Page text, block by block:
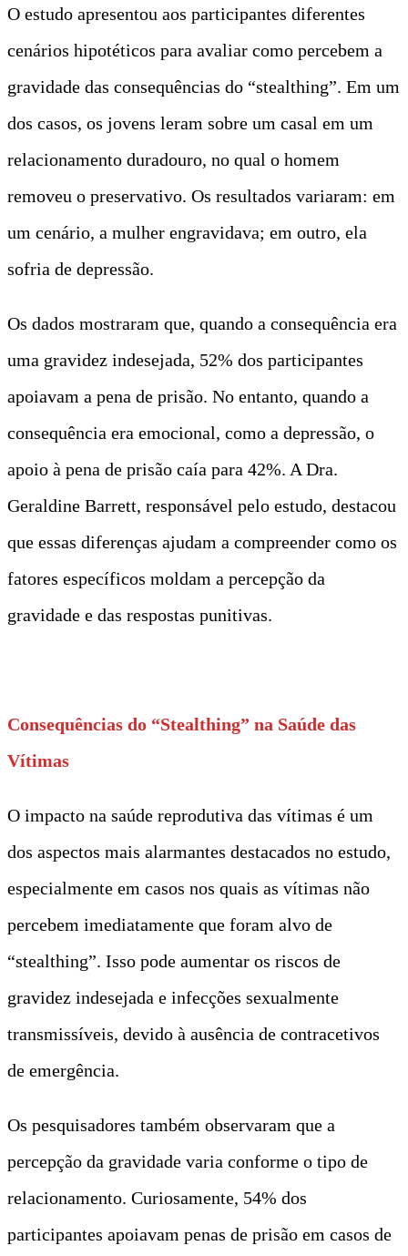
O estudo apresentou aos participantes diferentes
cenários hipotéticos para avaliar como percebem a
gravidade das consequências do “stealthing”. Em um
dos casos, os jovens leram sobre um casal em um
relacionamento duradouro, no qual o homem
removeu o preservativo. Os resultados variaram: em
um cenário, a mulher engravidava; em outro, ela
sofria de depressão.
Os dados mostraram que, quando a consequência era
uma gravidez indesejada, 52% dos participantes
apoiavam a pena de prisão. No entanto, quando a
consequência era emocional, como a depressão, o
apoio à pena de prisão caía para 42%. A Dra.
Geraldine Barrett, responsável pelo estudo, destacou
que essas diferenças ajudam a compreender como os
fatores específicos moldam a percepção da
gravidade e das respostas punitivas.
Consequências do “Stealthing” na Saúde das
Vítimas
O impacto na saúde reprodutiva das vítimas é um
dos aspectos mais alarmantes destacados no estudo,
especialmente em casos nos quais as vítimas não
percebem imediatamente que foram alvo de
“stealthing”. Isso pode aumentar os riscos de
gravidez indesejada e infecções sexualmente
transmissíveis, devido à ausência de contracetivos
de emergência.
Os pesquisadores também observaram que a
percepção da gravidade varia conforme o tipo de
relacionamento. Curiosamente, 54% dos
participantes apoiavam penas de prisão em casos de